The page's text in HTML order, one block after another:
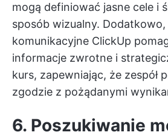
mogą definiować jasne cele i
sposób wizualny.
komunikacyjne ClickUp
informacje zwrotne i
kurs, zapewniając, że zespół
zgodzie z pożądanymi
6. Poszukiwanie